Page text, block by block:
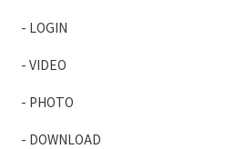
LOGIN
VIDEO
PHOTO
DOWNLOAD